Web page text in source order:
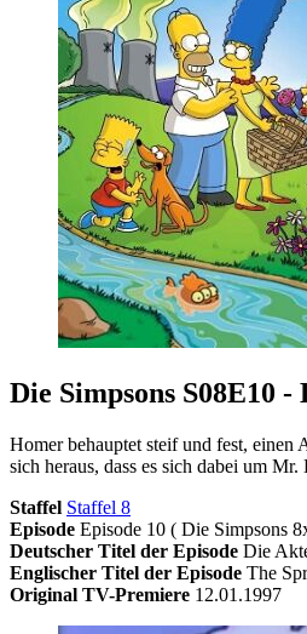
Die Simpsons S08E10
Homer behauptet steif und fest, einen
sich heraus, dass es sich dabei um
Staffel Staffel 8
Episode Episode 10 ( Die Simpsons
Deutscher Titel der Episode Die
Englischer Titel der Episode The
Original TV-Premiere 12.01.1997